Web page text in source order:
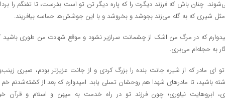
چنان باش که فرزند دیگرت را که پاره دیگر تن تو است بفرست، تا تفنگم را
شیری که به گله می‌زند بجوشد و بخروشد و با این جوشش‌ها حماسه بیافریند.
که در مرگ من اشک از چشمانت سرازیر نشود و موقع شهادت من طوری باشید
به حجله‌ام می‌بری.
ای مادر که از شیره جانت بنده را بزرگ کردی و از جانت عزیزتر بودم، صبری
باشید، تا مادرهای شهدا هم روحشان تسلی یابد. امیدوارم که بعد از کشته‌شدنم خم
ابروهایت نیاوری؛ چون فرزند تو در راه خدمت به میهن و اسلام و قرآن